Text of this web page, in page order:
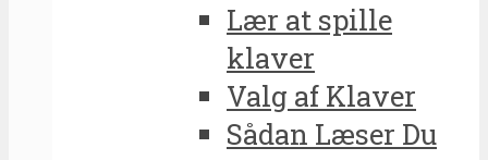
Lær at spille
klaver
Valg af Klaver
Sådan Læser Du